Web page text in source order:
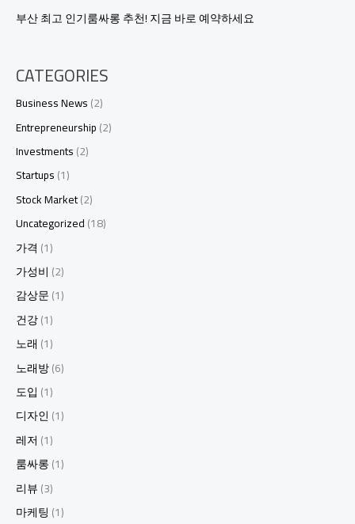
부산 최고 인기룸싸롱 추천! 지금 바로 예약하세요
CATEGORIES
Business News(2)
Entrepreneurship(2)
Investments(2)
Startups(1)
Stock Market(2)
Uncategorized(18)
가격 (1)
가성비 (2)
감상문(1)
건강(1)
노래 (1)
노래방(6)
도입 (1)
디자인(1)
레저 (1)
룸싸롱(1)
리뷰(3)
마케팅 (1)